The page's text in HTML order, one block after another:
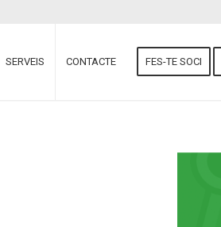
SERVEIS CONTACTE FES-TE SOCI